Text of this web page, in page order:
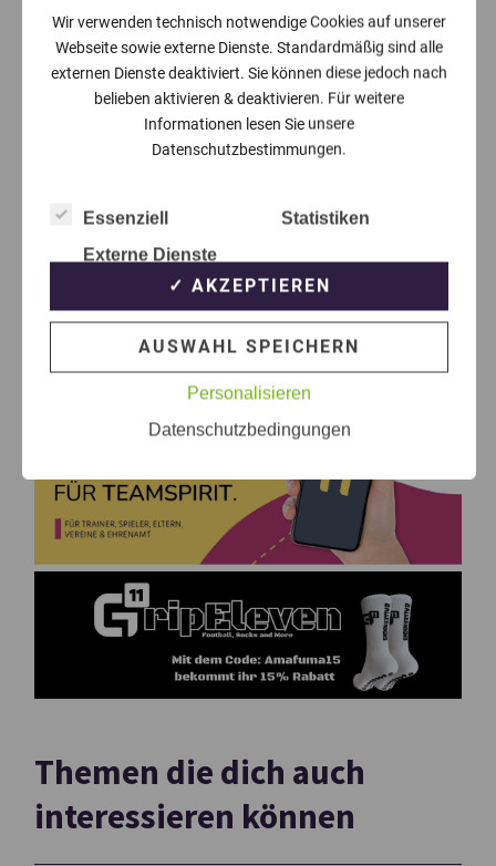
Themen die dich auch
interessieren können
Wir verwenden technisch notwendige Cookies auf unserer
Webseite sowie externe Dienste. Standardmäßig sind alle
externen Dienste deaktiviert. Sie können diese jedoch nach
belieben aktivieren & deaktivieren. Für weitere
Informationen lesen Sie unsere
Datenschutzbestimmungen.
Essenziell
Statistiken
Externe Dienste
✓ AKZEPTIEREN
AUSWAHL SPEICHERN
Personalisieren
Datenschutzbedingungen